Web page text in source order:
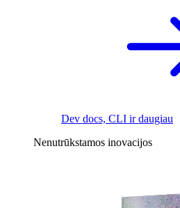
Dev docs, CLI ir daugiau
Nenutrūkstamos inovacijos